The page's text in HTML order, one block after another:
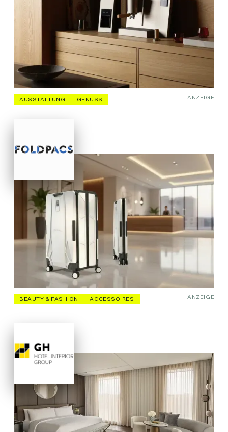
AUSSTATTUNG GENUSS ANZEIGE
BEAUTY & FASHION ACCESSOIRES ANZEIGE